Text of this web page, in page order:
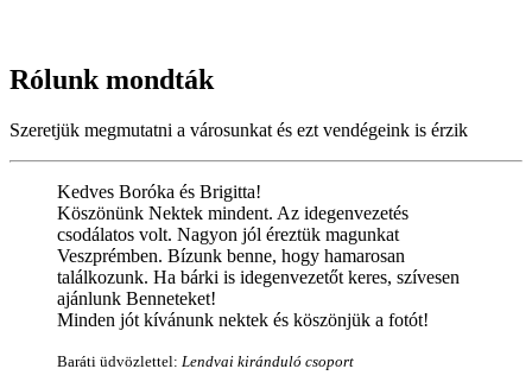
Rólunk mondták
Szeretjük megmutatni a városunkat és ezt vendégeink is érzik
Kedves Boróka és Brigitta!
Köszönünk Nektek mindent. Az idegenvezetés
csodálatos volt. Nagyon jól éreztük magunkat
Veszprémben. Bízunk benne, hogy hamarosan
találkozunk. Ha bárki is idegenvezetőt keres, szívesen
ajánlunk Benneteket!
Minden jót kívánunk nektek és köszönjük a fotót!
Baráti üdvözlettel: Lendvai kiránduló csoport